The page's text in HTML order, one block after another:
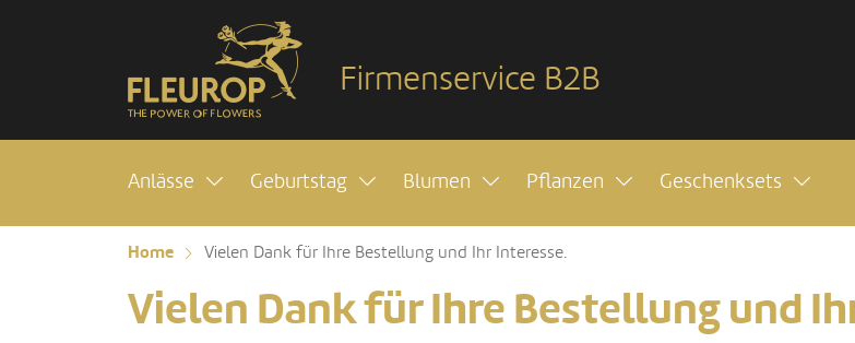
Firmenservice B2B
Anlässe Geburtstag Blumen Pflanzen Geschenksets
Home Vielen Dank für Ihre Bestellung und Ihr Interesse.
Vielen Dank für Ihre Bestellung und